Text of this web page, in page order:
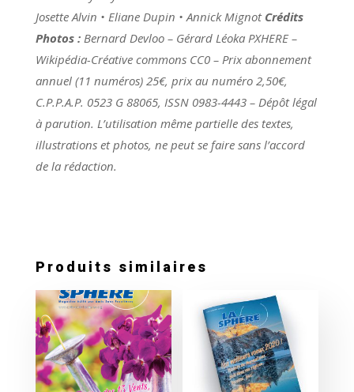
Josette Alvin • Eliane Dupin • Annick Mignot Crédits
Photos :Bernard Devloo – Gérard Léoka PXHERE –
Wikipédia-Créative commons CC0 – Prix abonnement
annuel (11 numéros) 25€, prix au numéro 2,50€,
C.P.P.A.P. 0523 G 88065, ISSN 0983-4443 – Dépôt légal
à parution. L’utilisation même partielle des textes,
illustrations et photos, ne peut se faire sans l’accord
de la rédaction.
Produits similaires